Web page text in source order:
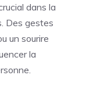
dans la
Des gestes
un sourire
la